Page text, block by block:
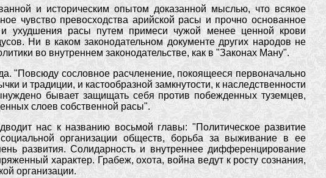
и историческим опытом доказанной мыслью, что всякое
чувство превосходства арийской расы и прочно основанное
и ухудшения расы путем примеси чужой менее ценной крови
Ни в каком законодательном документе других народов не
во внутреннем законодательстве, как в "Законах Ману".
"Повсюду сословное расчленение, покоящееся первоначально
и традиции, и кастообразной замкнутости, к наследственности
бывает защищать себя против побежденных туземцев,
слоев собственной расы".
нас к названию восьмой главы: "Политическое развитие
организации обществ, борьба за выживание в ее
развития. Солидарность и внутреннее дифференцирование
характер. Грабеж, охота, война ведут к росту сознания,
организации.